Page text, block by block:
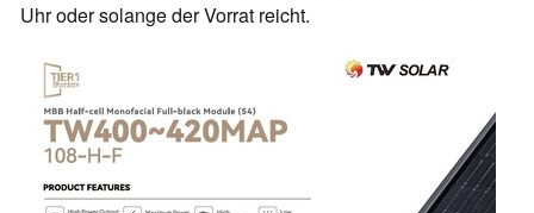
Uhr oder solange der Vorrat reicht.